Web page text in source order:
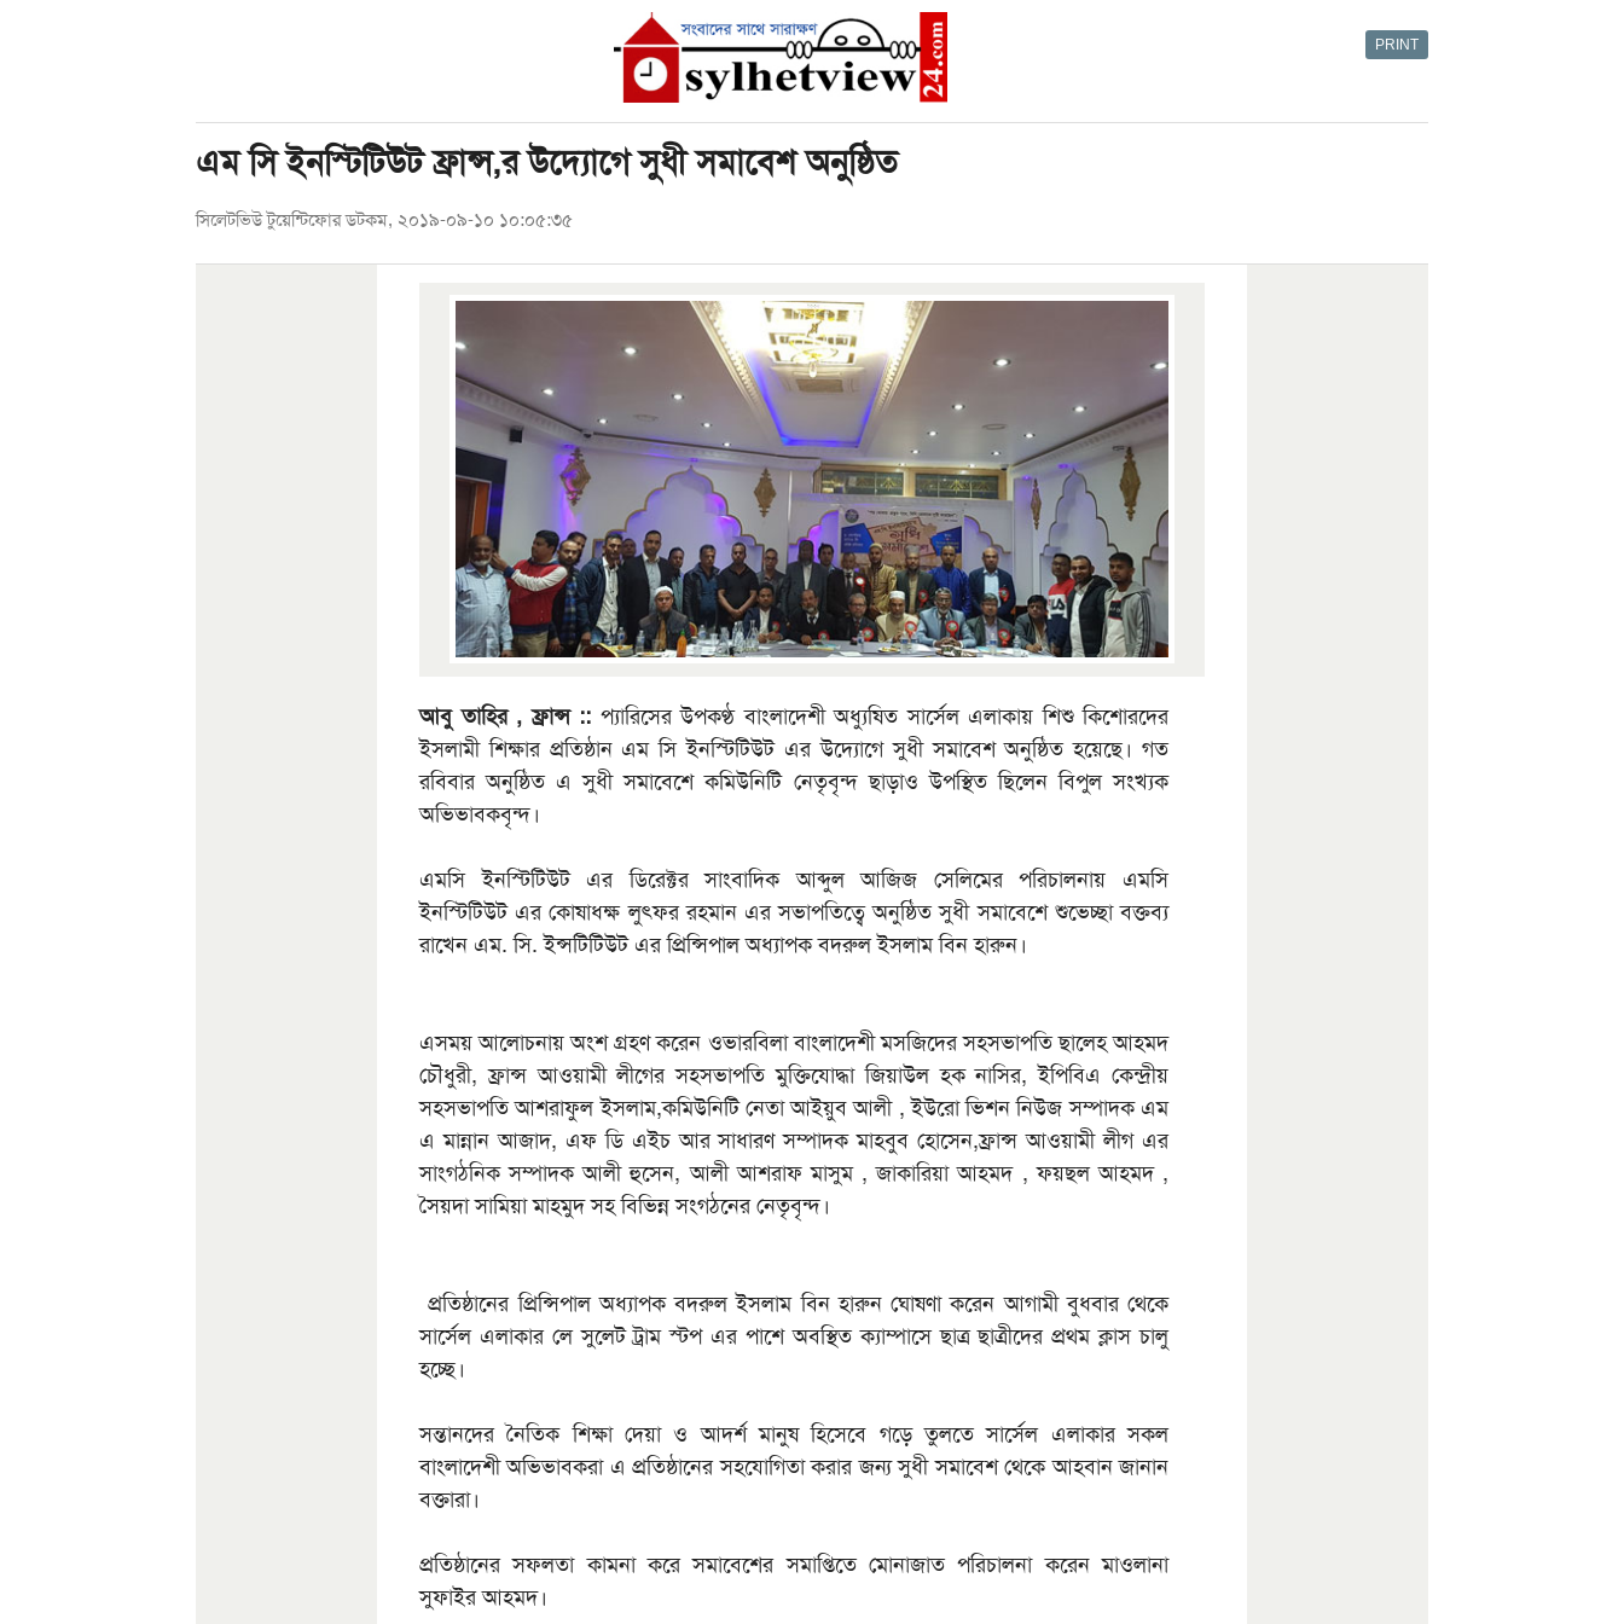
PRINT
এম সি ইনস্টিটিউট ফ্রান্স,র উদ্যোগে সুধী সমাবেশ অনুষ্ঠিত
সিলেটভিউ টুয়েন্টিফোর ডটকম, ২০১৯-০৯-১০ ১০:০৫:৩৫
আবু তাহির , ফ্রান্স :: প্যারিসের উপকণ্ঠ বাংলাদেশী অধ্যুষিত সার্সেল এলাকায় শিশু কিশোরদের
ইসলামী শিক্ষার প্রতিষ্ঠান এম সি ইনস্টিটিউট এর উদ্যোগে সুধী সমাবেশ অনুষ্ঠিত হয়েছে। গত
রবিবার অনুষ্ঠিত এ সুধী সমাবেশে কমিউনিটি নেতৃবৃন্দ ছাড়াও উপস্থিত ছিলেন বিপুল সংখ্যক
অভিভাবকবৃন্দ।
এমসি ইনস্টিটিউট এর ডিরেক্টর সাংবাদিক আব্দুল আজিজ সেলিমের পরিচালনায় এমসি
ইনস্টিটিউট এর কোষাধক্ষ লুৎফর রহমান এর সভাপতিত্বে অনুষ্ঠিত সুধী সমাবেশে শুভেচ্ছা বক্তব্য
রাখেন এম. সি. ইন্সটিটিউট এর প্রিন্সিপাল অধ্যাপক বদরুল ইসলাম বিন হারুন।
এসময় আলোচনায় অংশ গ্রহণ করেন ওভারবিলা বাংলাদেশী মসজিদের সহসভাপতি ছালেহ আহমদ
চৌধুরী, ফ্রান্স আওয়ামী লীগের সহসভাপতি মুক্তিযোদ্ধা জিয়াউল হক নাসির, ইপিবিএ কেন্দ্রীয়
সহসভাপতি আশরাফুল ইসলাম,কমিউনিটি নেতা আইয়ুব আলী , ইউরো ভিশন নিউজ সম্পাদক এম
এ মান্নান আজাদ, এফ ডি এইচ আর সাধারণ সম্পাদক মাহবুব হোসেন,ফ্রান্স আওয়ামী লীগ এর
সাংগঠনিক সম্পাদক আলী হুসেন, আলী আশরাফ মাসুম , জাকারিয়া আহমদ , ফয়ছল আহমদ ,
সৈয়দা সামিয়া মাহমুদ সহ বিভিন্ন সংগঠনের নেতৃবৃন্দ।
প্রতিষ্ঠানের প্রিন্সিপাল অধ্যাপক বদরুল ইসলাম বিন হারুন ঘোষণা করেন আগামী বুধবার থেকে
সার্সেল এলাকার লে সুলেট ট্রাম স্টপ এর পাশে অবস্থিত ক্যাম্পাসে ছাত্র ছাত্রীদের প্রথম ক্লাস চালু
হচ্ছে।
সন্তানদের নৈতিক শিক্ষা দেয়া ও আদর্শ মানুষ হিসেবে গড়ে তুলতে সার্সেল এলাকার সকল
বাংলাদেশী অভিভাবকরা এ প্রতিষ্ঠানের সহযোগিতা করার জন্য সুধী সমাবেশ থেকে আহবান জানান
বক্তারা।
প্রতিষ্ঠানের সফলতা কামনা করে সমাবেশের সমাপ্তিতে মোনাজাত পরিচালনা করেন মাওলানা
সুফাইর আহমদ।